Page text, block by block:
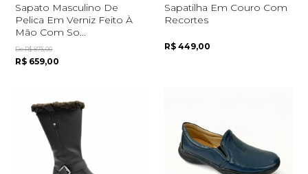
Sapato Masculino De
Pelica Em Verniz Feito À
Mão Com So...
De R$ 875,00
R$ 659,00
Sapatilha Em Couro Com
Recortes
R$ 449,00